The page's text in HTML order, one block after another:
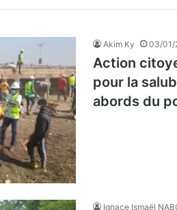
Akim Ky 03/01/
Action
pour la
abords du
Ignace Ismaël